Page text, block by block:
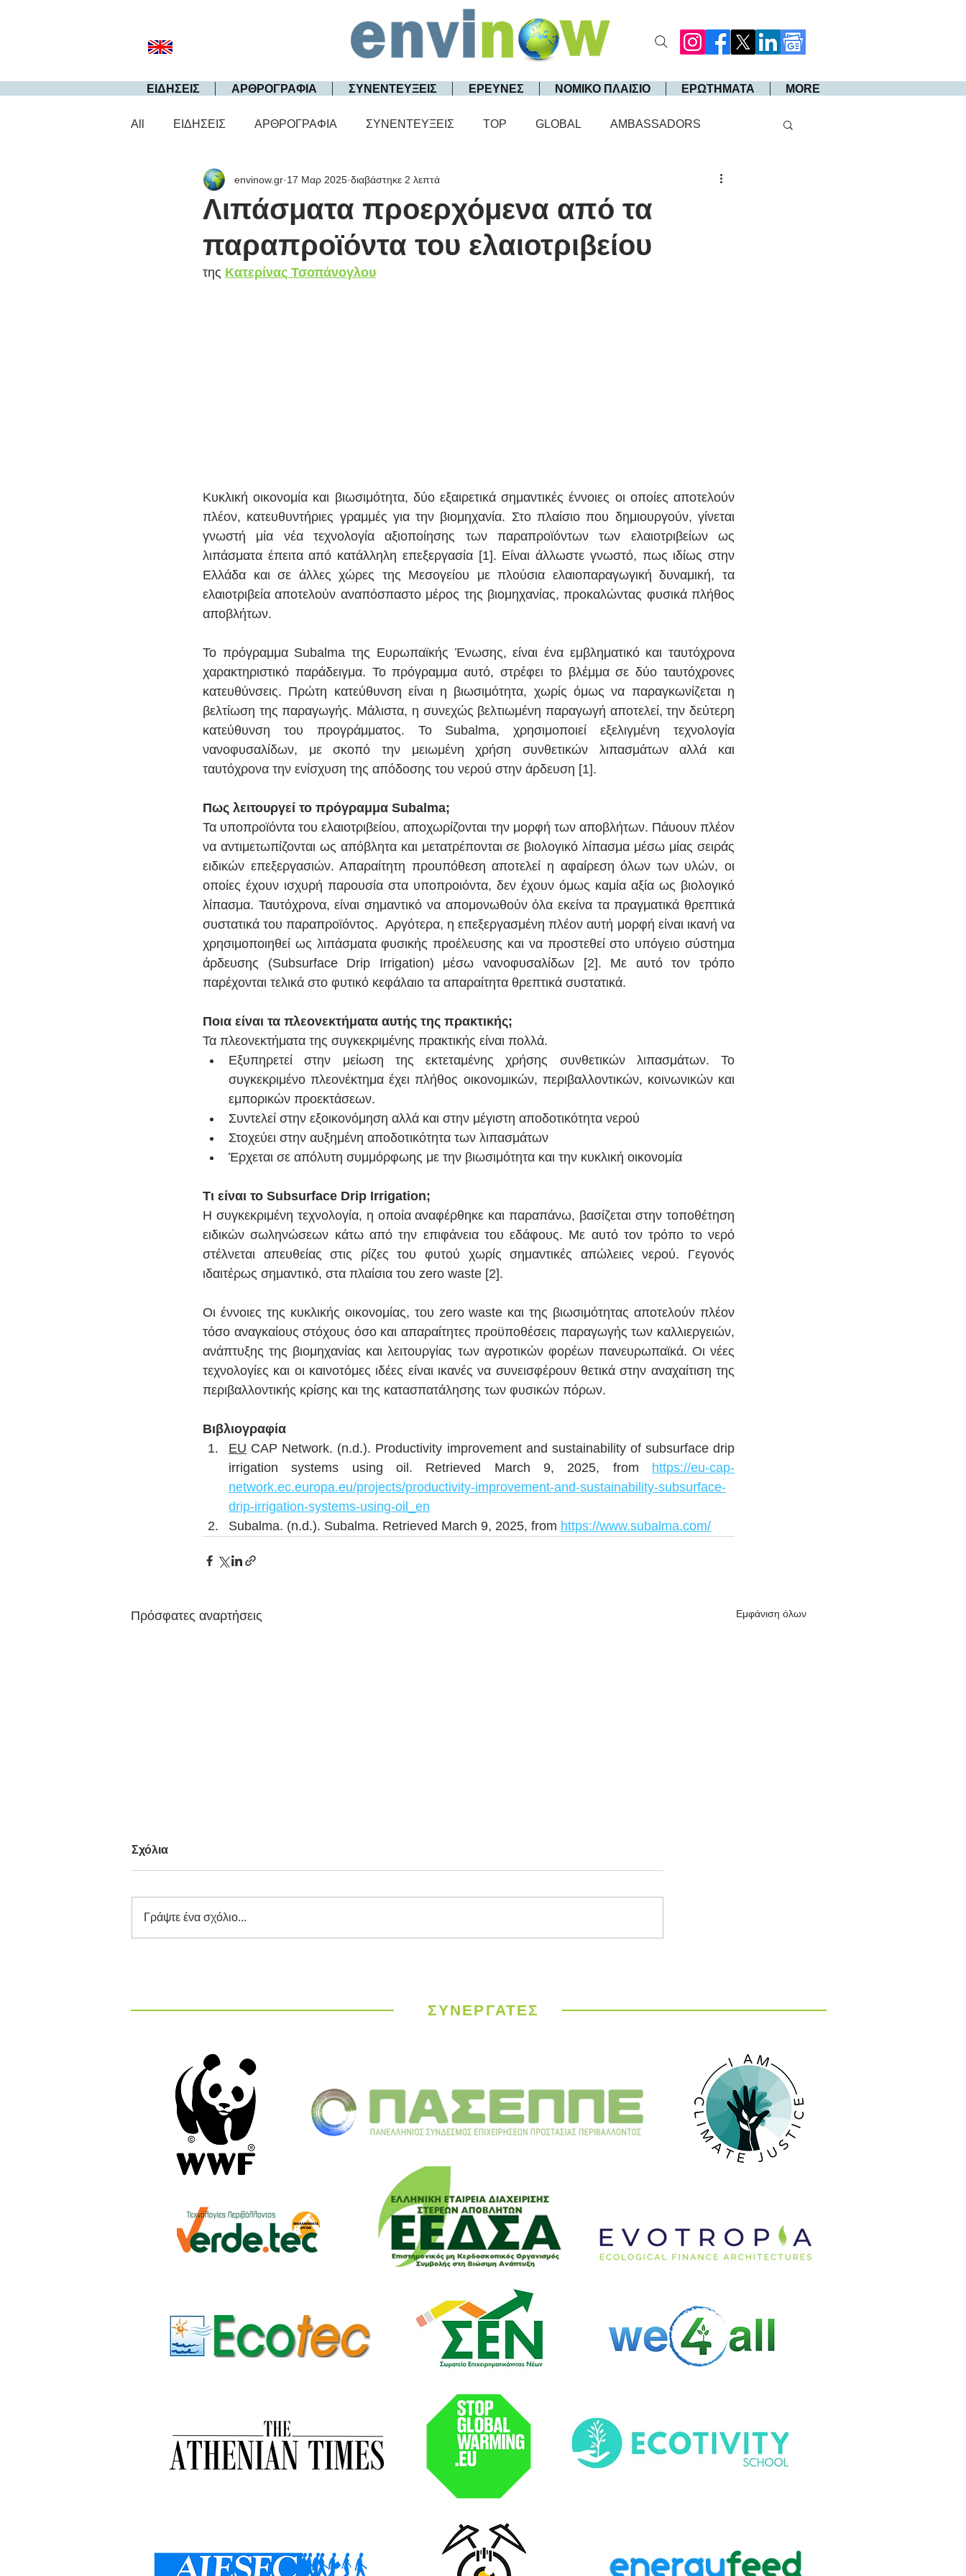
ΕΙΔΗΣΕΙΣ ΑΡΘΡΟΓΡΑΦΙΑ ΣΥΝΕΝΤΕΥΞΕΙΣ ΕΡΕΥΝΕΣ ΝΟΜΙΚΟ ΠΛΑΙΣΙΟ ΕΡΩΤΗΜΑΤΑ MORE
All ΕΙΔΗΣΕΙΣ ΑΡΘΡΟΓΡΑΦΙΑ ΣΥΝΕΝΤΕΥΞΕΙΣ TOP GLOBAL AMBASSADORS
Λιπάσματα προερχόμενα από τα
παραπροϊόντα του ελαιοτριβείου
envinow.gr 17 Μαρ 2025 διαβάστηκε 2 λεπτά
της Κατερίνας Τσοπάνογλου
Κυκλική οικονομία και βιωσιμότητα, δύο εξαιρετικά σημαντικές έννοιες οι οποίες αποτελούν
πλέον, κατευθυντήριες γραμμές για την βιομηχανία. Στο πλαίσιο που δημιουργούν, γίνεται
γνωστή μία νέα τεχνολογία αξιοποίησης των παραπροϊόντων των ελαιοτριβείων ως
λιπάσματα έπειτα από κατάλληλη επεξεργασία [1]. Είναι άλλωστε γνωστό, πως ιδίως στην
Ελλάδα και σε άλλες χώρες της Μεσογείου με πλούσια ελαιοπαραγωγική δυναμική, τα
ελαιοτριβεία αποτελούν αναπόσπαστο μέρος της βιομηχανίας, προκαλώντας φυσικά πλήθος
αποβλήτων.
Το πρόγραμμα Subalma της Ευρωπαϊκής Ένωσης, είναι ένα εμβληματικό και ταυτόχρονα
χαρακτηριστικό παράδειγμα. Το πρόγραμμα αυτό, στρέφει το βλέμμα σε δύο ταυτόχρονες
κατευθύνσεις. Πρώτη κατεύθυνση είναι η βιωσιμότητα, χωρίς όμως να παραγκωνίζεται η
βελτίωση της παραγωγής. Μάλιστα, η συνεχώς βελτιωμένη παραγωγή αποτελεί, την δεύτερη
κατεύθυνση του προγράμματος. Το Subalma, χρησιμοποιεί εξελιγμένη τεχνολογία
νανοφυσαλίδων, με σκοπό την μειωμένη χρήση συνθετικών λιπασμάτων αλλά και
ταυτόχρονα την ενίσχυση της απόδοσης του νερού στην άρδευση [1].
Πως λειτουργεί το πρόγραμμα Subalma;
Τα υποπροϊόντα του ελαιοτριβείου, αποχωρίζονται την μορφή των αποβλήτων. Πάυουν πλέον
να αντιμετωπίζονται ως απόβλητα και μετατρέπονται σε βιολογικό λίπασμα μέσω μίας σειράς
ειδικών επεξεργασιών. Απαραίτητη προυπόθεση αποτελεί η αφαίρεση όλων των υλών, οι
οποίες έχουν ισχυρή παρουσία στα υποπροιόντα, δεν έχουν όμως καμία αξία ως βιολογικό
λίπασμα. Ταυτόχρονα, είναι σημαντικό να απομονωθούν όλα εκείνα τα πραγματικά θρεπτικά
συστατικά του παραπροϊόντος.  Αργότερα, η επεξεργασμένη πλέον αυτή μορφή είναι ικανή να
χρησιμοποιηθεί ως λιπάσματα φυσικής προέλευσης και να προστεθεί στο υπόγειο σύστημα
άρδευσης (Subsurface Drip Irrigation) μέσω νανοφυσαλίδων [2]. Με αυτό τον τρόπο
παρέχονται τελικά στο φυτικό κεφάλαιο τα απαραίτητα θρεπτικά συστατικά.
Ποια είναι τα πλεονεκτήματα αυτής της πρακτικής;
Τα πλεονεκτήματα της συγκεκριμένης πρακτικής είναι πολλά.
Εξυπηρετεί στην μείωση της εκτεταμένης χρήσης συνθετικών λιπασμάτων. Το
συγκεκριμένο πλεονέκτημα έχει πλήθος οικονομικών, περιβαλλοντικών, κοινωνικών και
εμπορικών προεκτάσεων.
Συντελεί στην εξοικονόμηση αλλά και στην μέγιστη αποδοτικότητα νερού
Στοχεύει στην αυξημένη αποδοτικότητα των λιπασμάτων
Έρχεται σε απόλυτη συμμόρφωης με την βιωσιμότητα και την κυκλική οικονομία
Τι είναι το Subsurface Drip Irrigation;
Η συγκεκριμένη τεχνολογία, η οποία αναφέρθηκε και παραπάνω, βασίζεται στην τοποθέτηση
ειδικών σωληνώσεων κάτω από την επιφάνεια του εδάφους. Με αυτό τον τρόπο το νερό
στέλνεται απευθείας στις ρίζες του φυτού χωρίς σημαντικές απώλειες νερού. Γεγονός
ιδαιτέρως σημαντικό, στα πλαίσια του zero waste [2].
Οι έννοιες της κυκλικής οικονομίας, του zero waste και της βιωσιμότητας αποτελούν πλέον
τόσο αναγκαίους στόχους όσο και απαραίτητες προϋποθέσεις παραγωγής των καλλιεργειών,
ανάπτυξης της βιομηχανίας και λειτουργίας των αγροτικών φορέων πανευρωπαϊκά. Οι νέες
τεχνολογίες και οι καινοτόμες ιδέες είναι ικανές να συνεισφέρουν θετικά στην αναχαίτιση της
περιβαλλοντικής κρίσης και της κατασπατάλησης των φυσικών πόρων.
Βιβλιογραφία
EU CAP Network. (n.d.). Productivity improvement and sustainability of subsurface drip
irrigation systems using oil. Retrieved March 9, 2025, from https://eu-cap-
network.ec.europa.eu/projects/productivity-improvement-and-sustainability-subsurface-
drip-irrigation-systems-using-oil_en
Subalma. (n.d.). Subalma. Retrieved March 9, 2025, from https://www.subalma.com/
Πρόσφατες αναρτήσεις Εμφάνιση όλων
Σχόλια
Γράψτε ένα σχόλιο...
ΣΥΝΕΡΓΑΤΕΣ